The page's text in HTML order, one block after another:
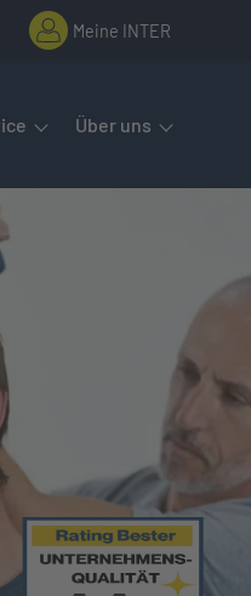
Meine INTER
mit der Leertaste oder
Über uns